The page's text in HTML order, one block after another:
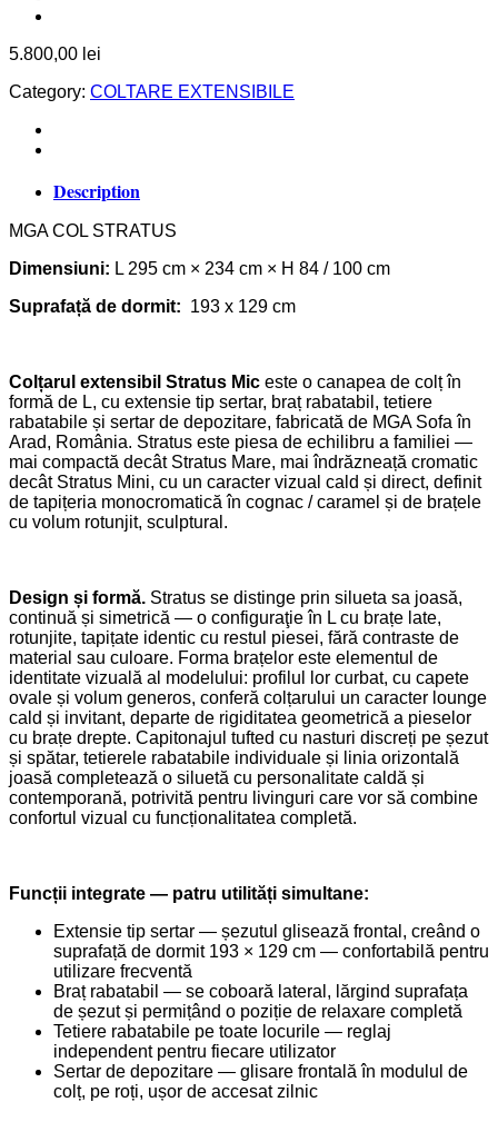
5.800,00 lei
Category: COLTARE EXTENSIBILE
Description
MGA COL STRATUS
Dimensiuni: L 295 cm × 234 cm × H 84 / 100 cm
Suprafață de dormit: 193 x 129 cm
Colțarul extensibil Stratus Mic este o canapea de colț în
formă de L, cu extensie tip sertar, braț rabatabil, tetiere
rabatabile și sertar de depozitare, fabricată de MGA Sofa în
Arad, România. Stratus este piesa de echilibru a familiei —
mai compactă decât Stratus Mare, mai îndrăzneață cromatic
decât Stratus Mini, cu un caracter vizual cald și direct, definit
de tapițeria monocromatică în cognac / caramel și de brațele
cu volum rotunjit, sculptural.
Design și formă. Stratus se distinge prin silueta sa joasă,
continuă și simetrică — o configuraţie în L cu brațe late,
rotunjite, tapițate identic cu restul piesei, fără contraste de
material sau culoare. Forma brațelor este elementul de
identitate vizuală al modelului: profilul lor curbat, cu capete
ovale și volum generos, conferă colțarului un caracter lounge
cald și invitant, departe de rigiditatea geometrică a pieselor
cu brațe drepte. Capitonajul tufted cu nasturi discreți pe șezut
și spătar, tetierele rabatabile individuale și linia orizontală
joasă completează o siluetă cu personalitate caldă și
contemporană, potrivită pentru livinguri care vor să combine
confortul vizual cu funcționalitatea completă.
Funcții integrate — patru utilități simultane:
Extensie tip sertar — șezutul glisează frontal, creând o
suprafață de dormit 193 × 129 cm — confortabilă pentru
utilizare frecventă
Braț rabatabil — se coboară lateral, lărgind suprafața
de șezut și permițând o poziție de relaxare completă
Tetiere rabatabile pe toate locurile — reglaj
independent pentru fiecare utilizator
Sertar de depozitare — glisare frontală în modulul de
colț, pe roți, ușor de accesat zilnic